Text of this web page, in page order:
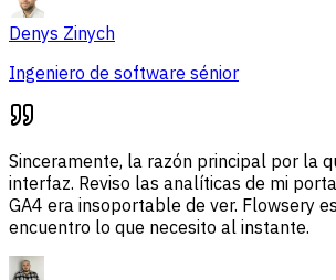
Denys Zinych
Ingeniero de software sénior
Sinceramente, la razón principal por la
interfaz. Reviso las analíticas de mi
GA4 era insoportable de ver. Flowsery
encuentro lo que necesito al instante.